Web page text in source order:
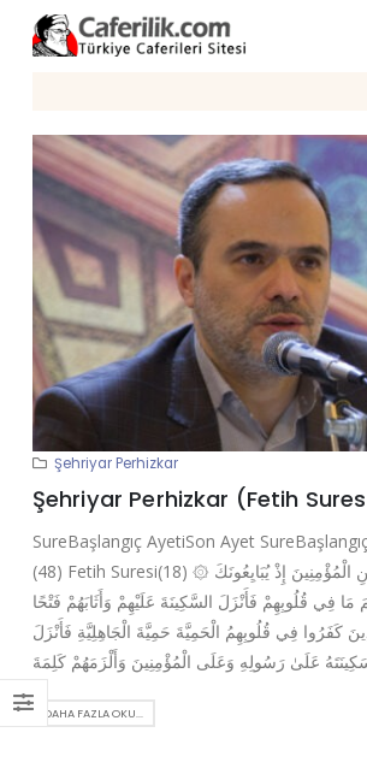
Şehriyar Perhizkar
Şehriyar Perhizkar (Fetih
SureBaşlangıç AyetiSon Ayet
(48) Fetih Suresi(18) ۞ لَقَدْ رَضِيَ اللَّهُ عَنِ الْمُؤْمِنِينَ إِذْ يُبَايِعُونَكَ
فِي قُلُوبِهِمْ فَأَنْزَلَ السَّكِينَةَ عَلَيْهِمْ وَأَثَابَهُمْ فَتْحًا
الَّذِينَ كَفَرُوا فِي قُلُوبِهِمُ الْحَمِيَّةَ حَمِيَّةَ الْجَاهِلِيَّةِ فَأَنْزَلَ
DAHA FAZLA OKU...